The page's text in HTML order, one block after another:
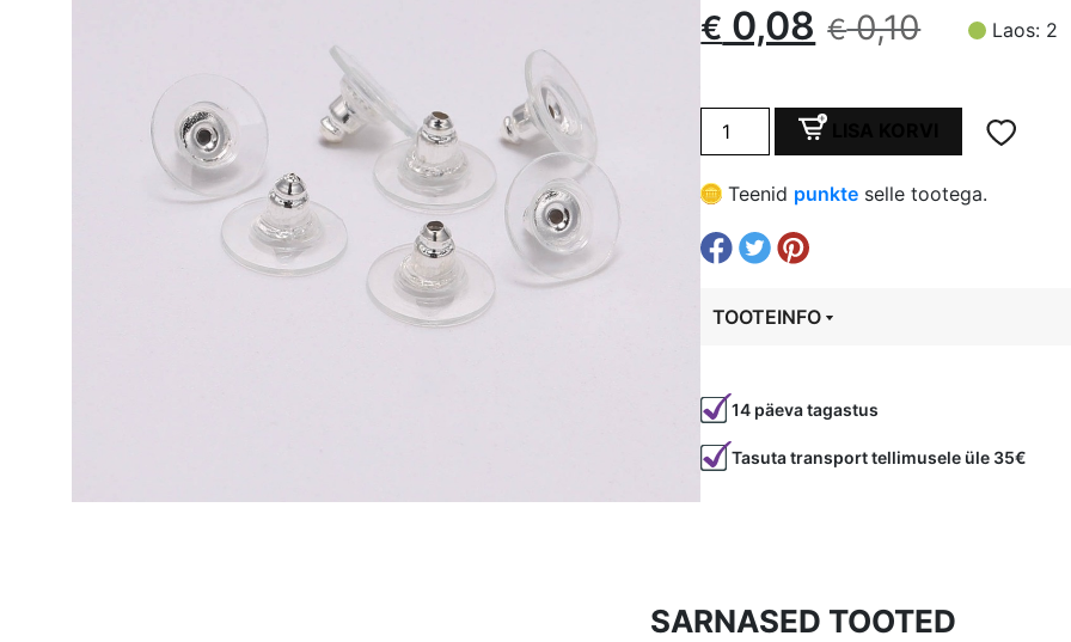
€0,10
Algne
oli:
€ 0,10.
€ 0,08
Current
is:
€ 0,08.
Laos: 2
Kõrvarõngaste
tagused
6x11
mm,
hõbedased
kogus
Teenid punkte selle tootega.
TOOTEINFO
Värvus
Materjal
akrüül
14 päeva tagastus
Tasuta transport tellimusele üle 35€
SARNASED TOOTED